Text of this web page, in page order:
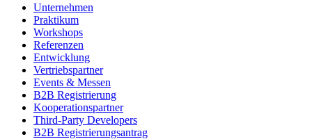
Unternehmen
Praktikum
Workshops
Referenzen
Entwicklung
Vertriebspartner
Events & Messen
B2B Registrierung
Kooperationspartner
Third-Party Developers
B2B Registrierungsantrag